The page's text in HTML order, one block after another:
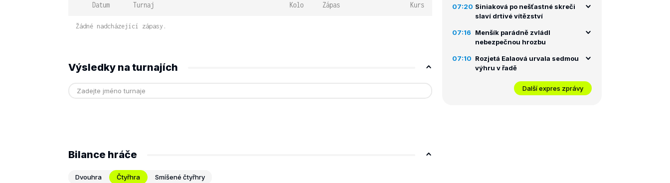
Datum Turnaj Kolo Zápas Kurs
Žádné nadcházející zápasy.
Výsledky na turnajích
Bilance hráče
Dvouhra Čtyřhra Smíšené čtyřhry
07:20 Siniaková po nešťastné skreči
slaví drtivé vítězství
07:16
Menšík parádně zvládl
nebezpečnou hrozbu
07:10 Rozjetá Ealaová urvala sedmou
výhru v řadě
Další expres zprávy